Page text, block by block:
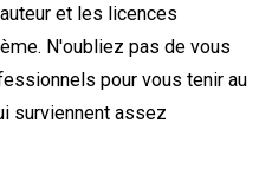
et les licences
N'oubliez pas de vous
pour vous tenir au
surviennent assez